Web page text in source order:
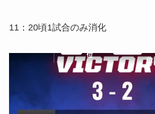
11：20頃1試合のみ消化